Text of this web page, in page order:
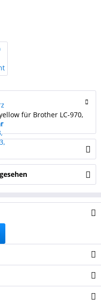
für Brother LC-970,